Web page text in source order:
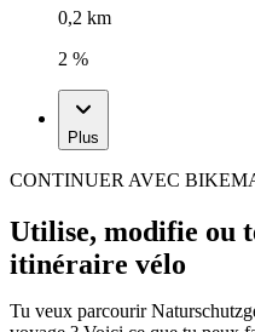
0,2 km
2 %
Plus
CONTINUER AVEC
Utilise, modifie ou
itinéraire vélo
Tu veux parcourir